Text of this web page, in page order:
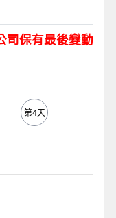
司保有最後變動
第4天